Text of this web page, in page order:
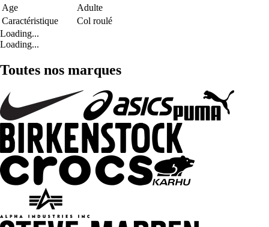
Age
Adulte
Caractéristique
Col roulé
Loading...
Loading...
Toutes nos marques